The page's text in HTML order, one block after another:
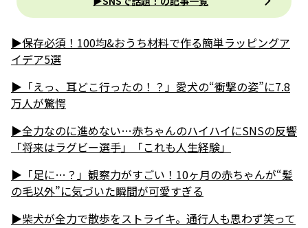
▶保存必須！100均&おうち材料で作る簡単ラッピングア
イデア5選
▶「えっ、耳どこ行ったの！？」愛犬の“衝撃の姿”に7.8
万人が驚愕
▶全力なのに進めない…赤ちゃんのハイハイにSNSの反響
「将来はラグビー選手」「これも人生経験」
▶「足に…？」観察力がすごい！10ヶ月の赤ちゃんが“髪
の毛以外”に気づいた瞬間が可愛すぎる
▶柴犬が全力で散歩をストライキ。通行人も思わず笑って